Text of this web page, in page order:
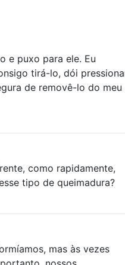
e puxo para ele. Eu
tirá-lo, dói
de removê-lo do meu
como rapidamente,
tipo de queimadura?
mas às vezes